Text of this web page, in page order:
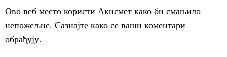
Ово веб место користи Акисмет како би смањило
непожељне. Сазнајте како се ваши коментари
обрађују.